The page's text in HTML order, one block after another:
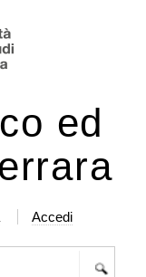
ed
Accedi